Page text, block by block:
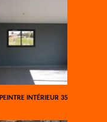
PEINTRE INTÉRIEUR 35